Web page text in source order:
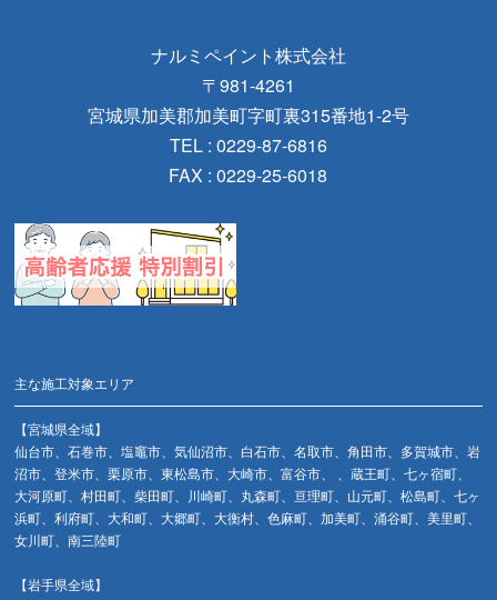
ナルミペイント株式会社
〒981-4261
宮城県加美郡加美町字町裏315番地1-2号
TEL : 0229-87-6816
FAX : 0229-25-6018
主な施工対象エリア
【宮城県全域】
仙台市、石巻市、塩竈市、気仙沼市、白石市、名取市、角田市、多賀城市、岩
沼市、登米市、栗原市、東松島市、大崎市、富谷市、 、蔵王町、七ヶ宿町、
大河原町、村田町、柴田町、川崎町、丸森町、亘理町、山元町、松島町、七ヶ
浜町、利府町、大和町、大郷町、大衡村、色麻町、加美町、涌谷町、美里町、
女川町、南三陸町
【岩手県全域】